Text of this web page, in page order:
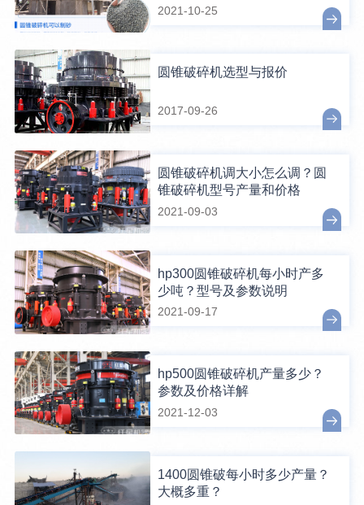
2021-10-25
圆锥破碎机选型与报价
2017-09-26
圆锥破碎机调大小怎么调？圆
锥破碎机型号产量和价格
2021-09-03
hp300圆锥破碎机每小时产多
少吨？型号及参数说明
2021-09-17
hp500圆锥破碎机产量多少？
参数及价格详解
2021-12-03
1400圆锥破每小时多少产量？
大概多重？